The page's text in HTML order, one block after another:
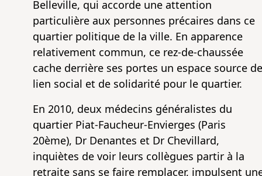
Belleville, qui accorde une attention
particulière aux personnes précaires dans ce
quartier politique de la ville. En apparence
relativement commun, ce rez-de-chaussée
cache derrière ses portes un espace source de
lien social et de solidarité pour le quartier.
En 2010, deux médecins généralistes du
quartier Piat-Faucheur-Envierges (Paris
20ème), Dr Denantes et Dr Chevillard,
inquiètes de voir leurs collègues partir à la
retraite sans se faire remplacer, impulsent